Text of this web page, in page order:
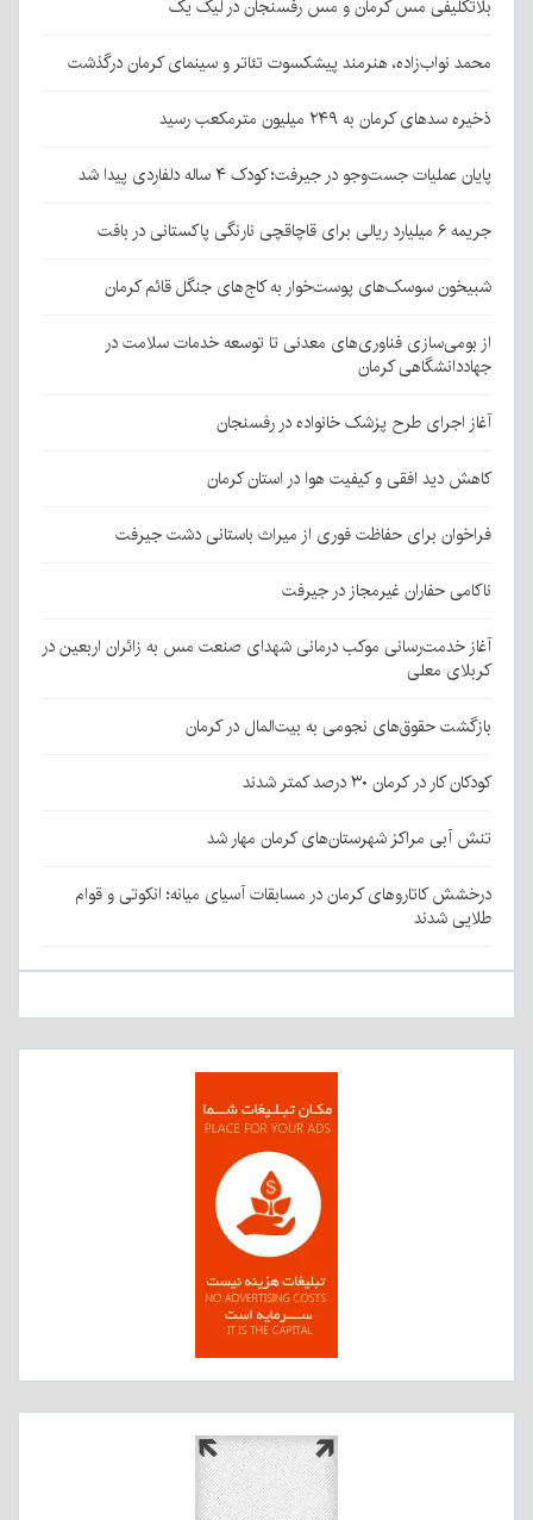
بلاتکلیفی مس کرمان و مس رفسنجان در لیگ یک
محمد نواب‌زاده، هنرمند پیشکسوت تئاتر و سینمای کرمان درگذشت
ذخیره سدهای کرمان به ۲۴۹ میلیون مترمکعب رسید
پایان عملیات جست‌وجو در جیرفت؛ کودک ۴ ساله دلفاردی پیدا شد
جریمه ۶ میلیارد ریالی برای قاچاقچی نارنگی پاکستانی در بافت
شبیخون سوسک‌های پوست‌خوار به کاج‌های جنگل قائم کرمان
از بومی‌سازی فناوری‌های معدنی تا توسعه خدمات سلامت در
جهاددانشگاهی کرمان
آغاز اجرای طرح پزشک خانواده در رفسنجان
کاهش دید افقی و کیفیت هوا در استان کرمان
فراخوان برای حفاظت فوری از میراث باستانی دشت جیرفت
ناکامی حفاران غیرمجاز در جیرفت
آغاز خدمت‌رسانی موکب درمانی شهدای صنعت مس به زائران اربعین در
کربلای معلی
بازگشت حقوق‌های نجومی به بیت‌المال در کرمان
کودکان کار در کرمان ۳۰ درصد کمتر شدند
تنش آبی مراکز شهرستان‌های کرمان مهار شد
درخشش کاتاروهای کرمان در مسابقات آسیای میانه؛ انکوتی و قوام
طلایی شدند